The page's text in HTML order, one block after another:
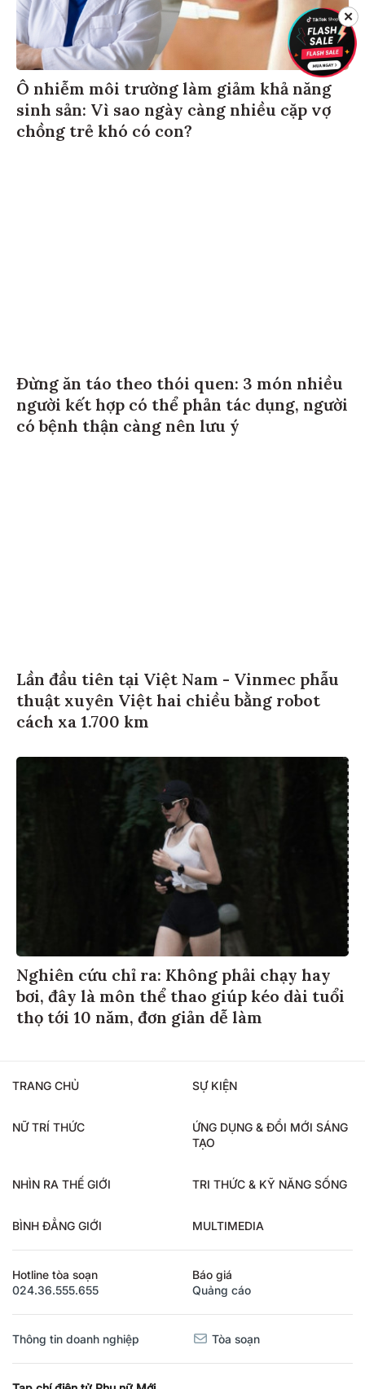
Ô nhiễm môi trường làm giảm khả năng
sinh sản: Vì sao ngày càng nhiều cặp vợ
chồng trẻ khó có con?
Đừng ăn táo theo thói quen: 3 món nhiều
người kết hợp có thể phản tác dụng, người
có bệnh thận càng nên lưu ý
Lần đầu tiên tại Việt Nam - Vinmec phẫu
thuật xuyên Việt hai chiều bằng robot
cách xa 1.700 km
Nghiên cứu chỉ ra: Không phải chạy hay
bơi, đây là môn thể thao giúp kéo dài tuổi
thọ tới 10 năm, đơn giản dễ làm
TRANG CHỦ SỰ KIỆN
NỮ TRÍ THỨC
ỨNG DỤNG & ĐỔI MỚI SÁNG
TẠO
NHÌN RA THẾ GIỚI TRI THỨC & KỸ NĂNG SỐNG
BÌNH ĐẲNG GIỚI MULTIMEDIA
Hotline tòa soạn
024.36.555.655
Báo giá
Quảng cáo
Thông tin doanh nghiệp Tòa soạn
✕